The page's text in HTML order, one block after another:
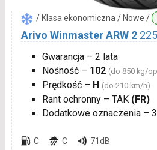
/ Klasa ekonomiczna / Nowe /
Arivo Winmaster ARW 2
Gwarancja – 2 lata
Nośność – 102 (do 850 kg/
Prędkość – H (do 210 km/h)
Rant ochronny – TAK (FR)
Dodatkowe oznaczenia –
C C 71dB